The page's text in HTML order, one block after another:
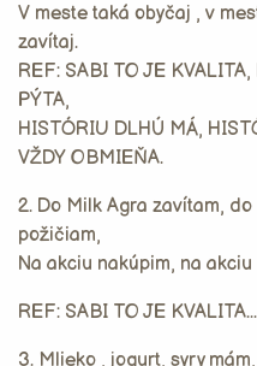
V meste taká obyčaj , v
zavítaj.
REF: SABI TO JE
PÝTA,
HISTÓRIU DLHÚ MÁ,
VŽDY OBMIEŇA.
2. Do Milk Agra zavítam,
požičiam,
Na akciu nakúpim, na
REF: SABI TO JE KVALITA...
3. Mlieko , jogurt, syry